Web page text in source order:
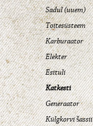
Sadul (uuem)
Toitesüsteem
Karburaator
Elekter
Esituli
Katkesti
Generaator
Külgkorvi šassii